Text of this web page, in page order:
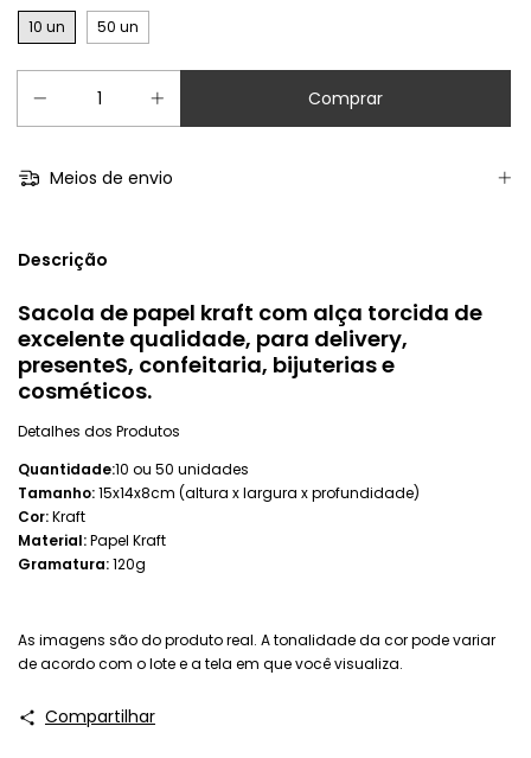
10 un
50 un
Meios de envio
Descrição
Sacola de papel kraft com alça torcida de
excelente qualidade, para delivery,
presenteS, confeitaria, bijuterias e
cosméticos.
Detalhes dos Produtos
Quantidade:10 ou 50 unidades
Tamanho:15x14x8cm (altura x largura x profundidade)
Cor:Kraft
Material:Papel Kraft
Gramatura:120g
As imagens são do produto real. A tonalidade da cor pode variar
de acordo com o lote e a tela em que você visualiza.
Compartilhar